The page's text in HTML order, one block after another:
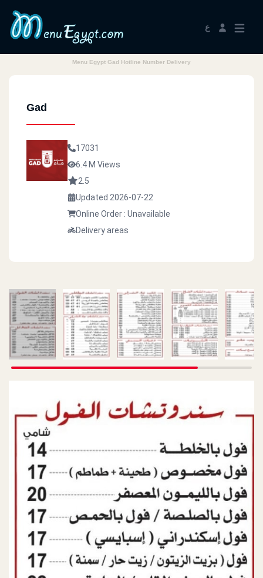
ع
Menu Egypt Gad Hotline Number Delivery
Gad
17031
6.4 M Views
2.5
Updated 2026-07-22
Online Order : Unavailable
Delivery areas